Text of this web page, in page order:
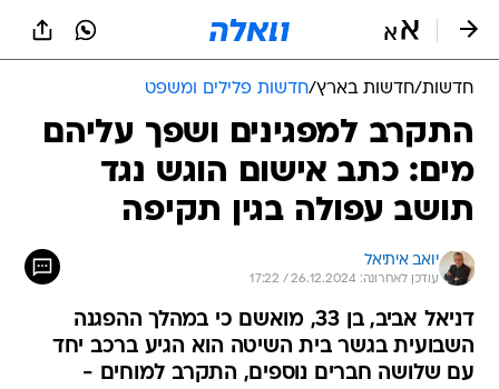
חדשות/חדשות בארץ/חדשות פלילים ומשפט
התקרב למפגינים ושפך עליהם
מים: כתב אישום הוגש נגד
תושב עפולה בגין תקיפה
יואב איתיאל
עודכן לאחרונה: 26.12.2024 / 17:22
דניאל אביב, בן 33, מואשם כי במהלך ההפגנה
השבועית בגשר בית השיטה הוא הגיע ברכב יחד
עם שלושה חברים נוספים, התקרב למוחים -